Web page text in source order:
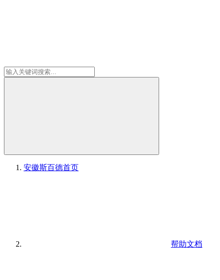
安徽斯百德首页
帮助文档